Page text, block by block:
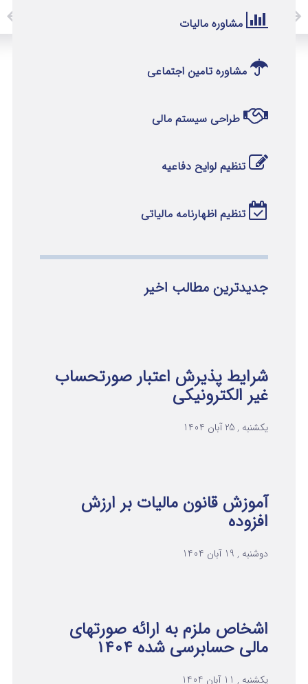
مشاوره مالیات
مشاوره تامین اجتماعی
طراحی سیستم مالی
تنظیم لوایح دفاعیه
تنظیم اظهارنامه مالیاتی
جدیدترین مطالب اخیر
شرایط پذیرش اعتبار صورتحساب
غیر الکترونیکی
یکشنبه , 25 آبان 1404
آموزش قانون مالیات بر ارزش
افزوده
دوشنبه , 19 آبان 1404
اشخاص ملزم به ارائه صورتهای
مالی حسابرسی شده ۱۴۰۴
یکشنبه , 11 آبان 1404